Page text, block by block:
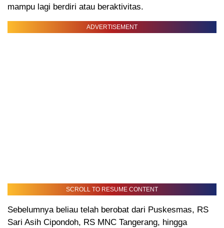
mampu lagi berdiri atau beraktivitas.
ADVERTISEMENT
SCROLL TO RESUME CONTENT
Sebelumnya beliau telah berobat dari Puskesmas, RS
Sari Asih Cipondoh, RS MNC Tangerang, hingga